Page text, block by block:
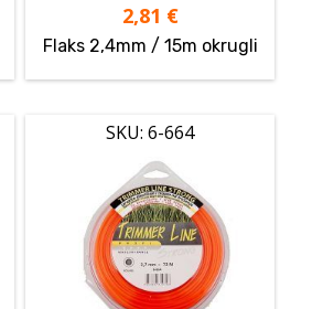
2,81 €
Flaks 2,4mm / 15m okrugli
SKU: 6-664